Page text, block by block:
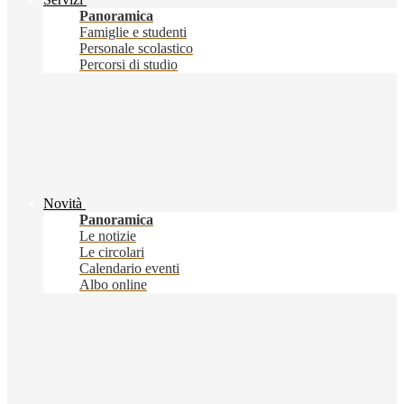
Panoramica
Famiglie e studenti
Personale scolastico
Percorsi di studio
Novità
Panoramica
Le notizie
Le circolari
Calendario eventi
Albo online